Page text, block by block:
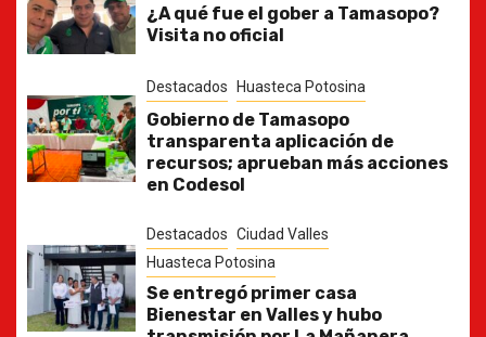
¿A qué fue el gober a Tamasopo?
Visita no oficial
Destacados Huasteca Potosina
Gobierno de Tamasopo
transparenta aplicación de
recursos; aprueban más acciones
en Codesol
Destacados Ciudad Valles
Huasteca Potosina
Se entregó primer casa
Bienestar en Valles y hubo